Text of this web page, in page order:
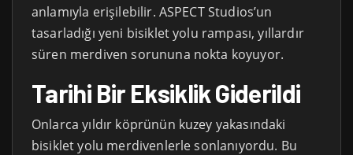
anlamıyla erişilebilir. ASPECT Studios’un
tasarladığı yeni bisiklet yolu rampası, yıllardır
süren merdiven sorununa nokta koyuyor.
Tarihi Bir Eksiklik Giderildi
Onlarca yıldır köprünün kuzey yakasındaki
bisiklet yolu merdivenlerle sonlanıyordu. Bu